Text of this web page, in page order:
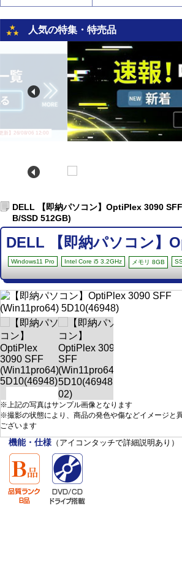
人気の特集・特売品
新】26/08/06 12:00
DELL 【即納パソコン】OptiPlex 3090
B/SSD 512GB)
DELL 【即納パソコン】
Windows11 Pro Intel Core i5 3.2GHz メモリ 8GB
※上記の写真はサンプル画像となります
※撮影の状態により、商品の発色や傷などイメージと
ございます
機能・仕様 （アイコンタッチで詳細説明あり）